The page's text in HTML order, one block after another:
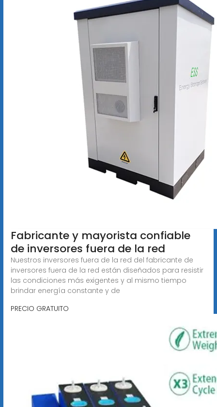
Fabricante y mayorista confiable
de inversores fuera de la red
Nuestros inversores fuera de la red del fabricante de
inversores fuera de la red están diseñados para resistir
las condiciones más exigentes y al mismo tiempo
brindar energía constante y de
PRECIO GRATUITO